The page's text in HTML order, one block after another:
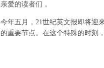
亲爱的读者们，
今年五月，21世纪英文报即将迎
的重要节点。在这个特殊的时刻